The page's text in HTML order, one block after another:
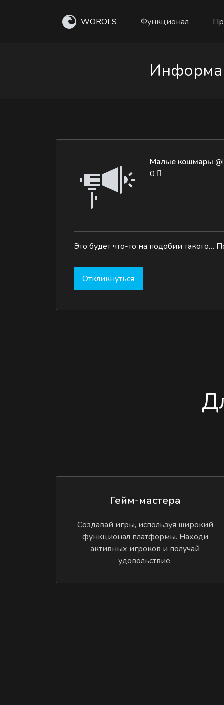
WOROLS Функционал
Малые кошмары
0
Это будет что-то на подобии такого…
Откликнуться
Гейм-мастера
Создавай игры, используя широкий
функционал платформы. Находи
активных игроков и получай
удовольствие.